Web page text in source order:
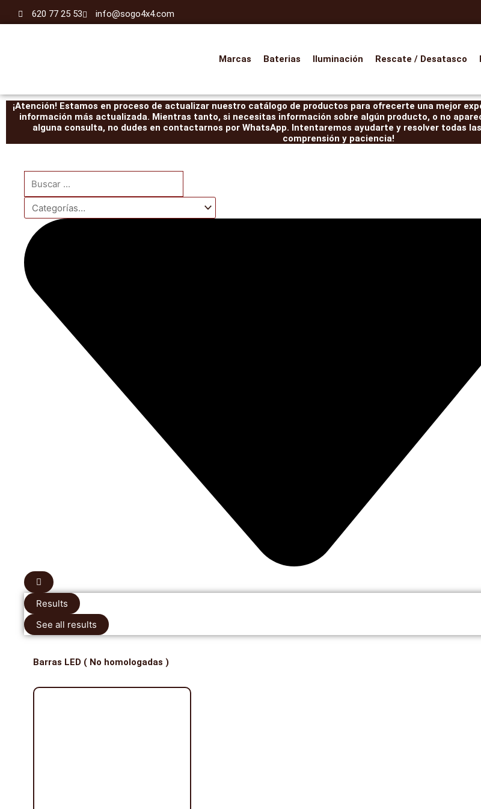
al
620 77 25 53 info@sogo4x4.com
Marcas Baterias Iluminación Rescate / Desatasco
¡Atención! Estamos en proceso de actualizar nuestro catálogo de productos para ofrecerte una mejor
información más actualizada. Mientras tanto, si necesitas información sobre algún producto, o no
alguna consulta, no dudes en contactarnos por WhatsApp. Intentaremos ayudarte y resolver todas
comprensión y paciencia!
Search
...
Results
See all results
Barras LED ( No homologadas )